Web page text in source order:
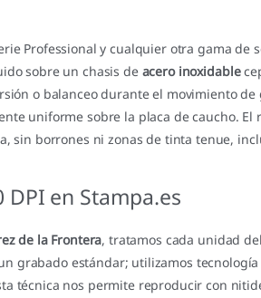
Professional y cualquier otra gama de
sobre un chasis de acero inoxidable
o balanceo durante el movimiento
uniforme sobre la placa de caucho.
sin borrones ni zonas de tinta tenue,
DPI en Stampa.es
de la Frontera, tratamos cada unidad
grabado estándar; utilizamos
técnica nos permite reproducir con